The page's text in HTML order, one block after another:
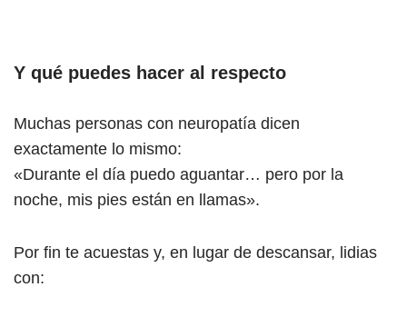
Y qué puedes hacer al respecto
Muchas personas con neuropatía dicen
exactamente lo mismo:
«Durante el día puedo aguantar… pero por la
noche, mis pies están en llamas».
Por fin te acuestas y, en lugar de descansar, lidias
con: